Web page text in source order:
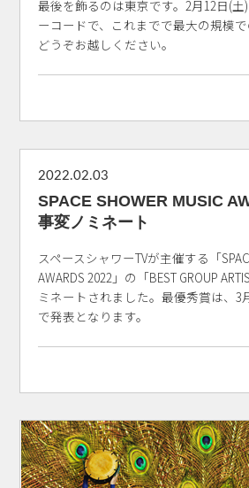
最後を飾るのは東京です。2月12日(
ーコードで、これまでで最大の規模で
どうぞお越しください。
2022.02.03
SPACE SHOWER MUSIC
事変ノミネート
スペースシャワーTVが主催する「
AWARDS 2022」の「BEST GROUP
ミネートされました。最優秀賞は、3
で発表となります。